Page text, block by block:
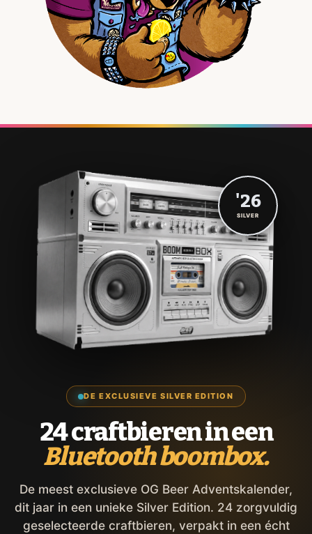
DE EXCLUSIEVE SILVER EDITION
24 craftbieren in een
Bluetooth boombox.
De meest exclusieve OG Beer Adventskalender,
dit jaar in een unieke Silver Edition. 24 zorgvuldig
geselecteerde craftbieren, verpakt in een écht
'26
SILVER